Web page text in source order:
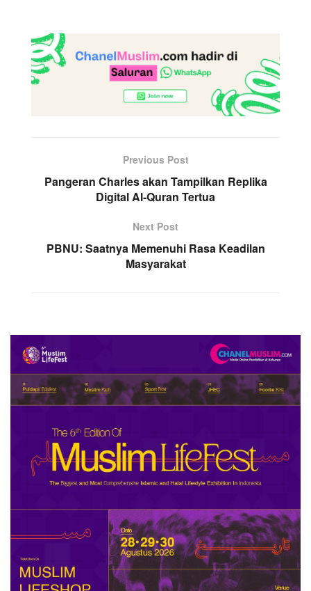
Previous Post
Pangeran Charles akan Tampilkan Replika
Digital Al-Quran Tertua
Next Post
PBNU: Saatnya Memenuhi Rasa Keadilan
Masyarakat